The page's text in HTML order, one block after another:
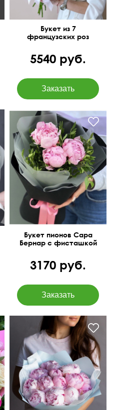
Букет из 7
французских роз
5540 руб.
С оформлением
Букет пионов Сара
Бернар с фисташкой
3170 руб.
Упаковка фетр